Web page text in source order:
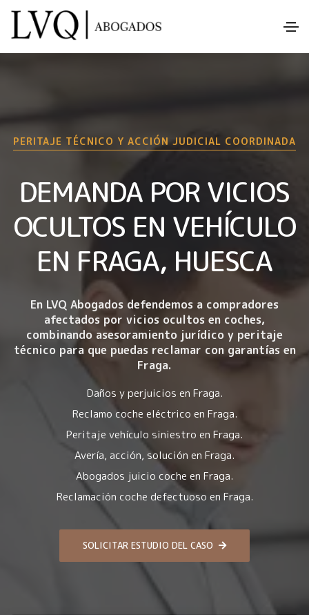
PERITAJE TÉCNICO Y ACCIÓN JUDICIAL COORDINADA
DEMANDA POR VICIOS
OCULTOS EN VEHÍCULO
EN FRAGA, HUESCA
En LVQ Abogados defendemos a compradores
afectados por vicios ocultos en coches,
combinando asesoramiento jurídico y peritaje
técnico para que puedas reclamar con garantías en
Fraga.
Daños y perjuicios en Fraga.
Reclamo coche eléctrico en Fraga.
Peritaje vehículo siniestro en Fraga.
Avería, acción, solución en Fraga.
Abogados juicio coche en Fraga.
Reclamación coche defectuoso en Fraga.
SOLICITAR ESTUDIO DEL CASO